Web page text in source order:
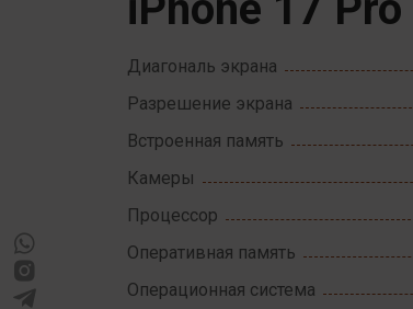
Диагональ экрана
Разрешение экрана
Встроенная память
Камеры
Процессор
Оперативная память
Операционная система